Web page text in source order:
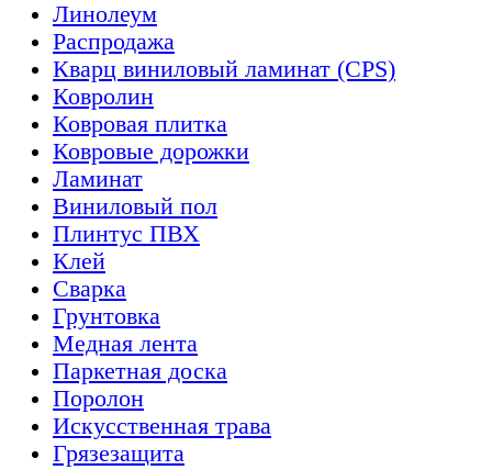
Линолеум
Распродажа
Кварц виниловый ламинат (CPS)
Ковролин
Ковровая плитка
Ковровые дорожки
Ламинат
Виниловый пол
Плинтус ПВХ
Клей
Сварка
Грунтовка
Медная лента
Паркетная доска
Поролон
Искусственная трава
Грязезащита